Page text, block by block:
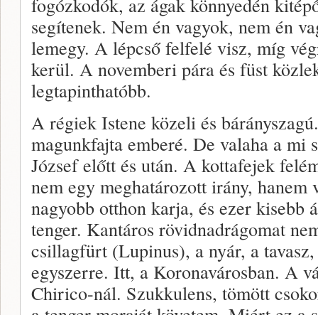
segítenek. Nem én vagyok, nem én
lemegy. A lépcső felfelé visz, míg
kerül. A novemberi pára és füst
legtapinthatóbb.
A régiek Istene közeli és
magunkfajta emberé. De valaha a mi
József előtt és után. A kottafejek
nem egy meghatározott irány,
nagyobb otthon karja, és ezer kisebb
tenger. Kantáros rövidnadrágomat
csillagfürt (Lupinus), a nyár, a
egyszerre. Itt, a Koronavárosban. A
Chirico-nál. Szukkulens, tömött